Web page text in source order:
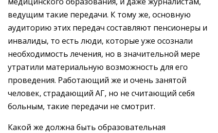
ведущим такие передачи. К тому же, основную
аудиторию этих передач составляют пенсионеры и
инвалиды, то есть люди, которые уже осознали
необходимость лечения, но в значительной мере
утратили материальную возможность для его
проведения. Работающий же и очень занятой
человек, страдающий АГ, но не считающий себя
больным, такие передачи не смотрит.
Какой же должна быть образовательная